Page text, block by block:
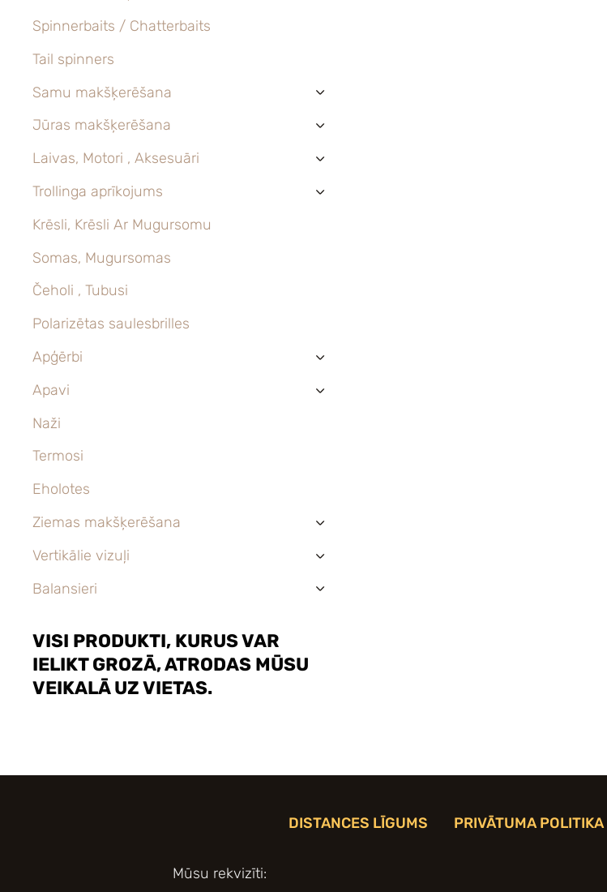
Spinnerbaits / Chatterbaits
Tail spinners
Samu makšķerēšana
›
Jūras makšķerēšana ›
Laivas, Motori , Aksesuāri ›
Trollinga aprīkojums ›
Krēsli, Krēsli Ar Mugursomu
Somas, Mugursomas
Čeholi , Tubusi
Polarizētas saulesbrilles
Apģērbi
›
Apavi ›
Naži
Termosi
Eholotes
Ziemas makšķerēšana
›
Vertikālie vizuļi ›
Balansieri ›
VISI PRODUKTI, KURUS VAR
IELIKT GROZĀ, ATRODAS MŪSU
VEIKALĀ UZ VIETAS.
DISTANCES LĪGUMS PRIVĀTUMA POLITIKA
Mūsu rekvizīti: